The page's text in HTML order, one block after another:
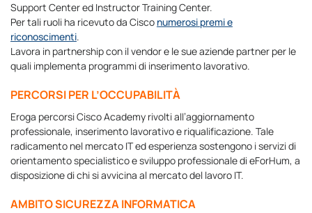
Support Center ed Instructor Training Center.
Per tali ruoli ha ricevuto da Cisco numerosi premi e
riconoscimenti.
Lavora in partnership con il vendor e le sue aziende partner per le
quali implementa programmi di inserimento lavorativo.
PERCORSI PER L’OCCUPABILITÀ
Eroga percorsi Cisco Academy rivolti all’aggiornamento
professionale, inserimento lavorativo e riqualificazione. Tale
radicamento nel mercato IT ed esperienza sostengono i servizi di
orientamento specialistico e sviluppo professionale di eForHum, a
disposizione di chi si avvicina al mercato del lavoro IT.
AMBITO SICUREZZA INFORMATICA